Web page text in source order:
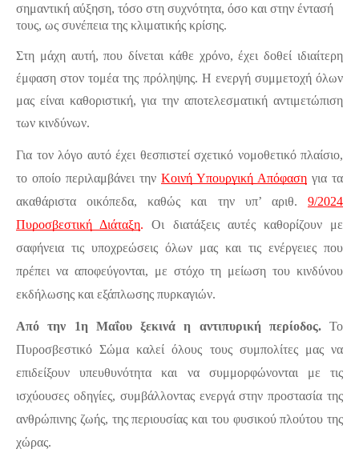
σημαντική αύξηση, τόσο στη συχνότητα, όσο και στην έντασή
τους, ως συνέπεια της κλιματικής κρίσης.
Στη μάχη αυτή, που δίνεται κάθε χρόνο, έχει δοθεί ιδιαίτερη
έμφαση στον τομέα της πρόληψης. Η ενεργή συμμετοχή όλων
μας είναι καθοριστική, για την αποτελεσματική αντιμετώπιση
των κινδύνων.
Για τον λόγο αυτό έχει θεσπιστεί σχετικό νομοθετικό πλαίσιο,
το οποίο περιλαμβάνει την Κοινή Υπουργική Απόφαση για τα
ακαθάριστα οικόπεδα, καθώς και την υπ’ αριθ. 9/2024
Πυροσβεστική Διάταξη. Οι διατάξεις αυτές καθορίζουν με
σαφήνεια τις υποχρεώσεις όλων μας και τις ενέργειες που
πρέπει να αποφεύγονται, με στόχο τη μείωση του κινδύνου
εκδήλωσης και εξάπλωσης πυρκαγιών.
Από την 1η Μαΐου ξεκινά η αντιπυρική περίοδος. Το
Πυροσβεστικό Σώμα καλεί όλους τους συμπολίτες μας να
επιδείξουν υπευθυνότητα και να συμμορφώνονται με τις
ισχύουσες οδηγίες, συμβάλλοντας ενεργά στην προστασία της
ανθρώπινης ζωής, της περιουσίας και του φυσικού πλούτου της
χώρας.